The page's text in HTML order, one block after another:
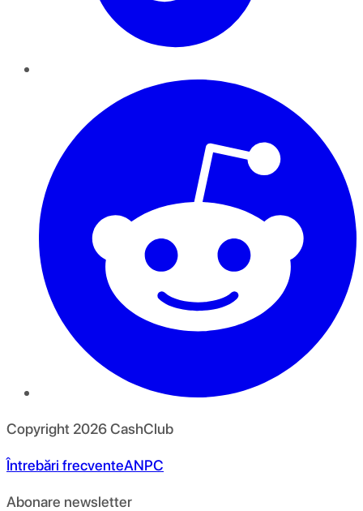
Copyright 2026CashClub
Întrebări frecventeANPC
Abonare newsletter